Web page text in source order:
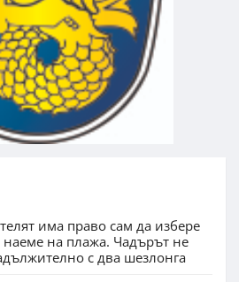
има право сам да избере
наеме на плажа. Чадърът не
с два шезлонга